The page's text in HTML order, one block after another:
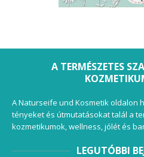
A TERMÉSZETES
A Naturseife und Kosmetik oldalon
tényeket és útmutatásokat talál a
kozmetikumok, wellness, jólét és
LEGUTÓBBI